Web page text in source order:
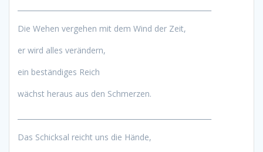
Die Wehen vergehen mit dem Wind der Zeit,
er wird alles verändern,
ein beständiges Reich
wächst heraus aus den Schmerzen.
Das Schicksal reicht uns die Hände,